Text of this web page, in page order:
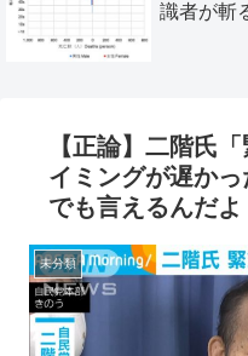
識者が斬
【正論】二階氏
イミングが遅か
でも言えるんだよ
未分類